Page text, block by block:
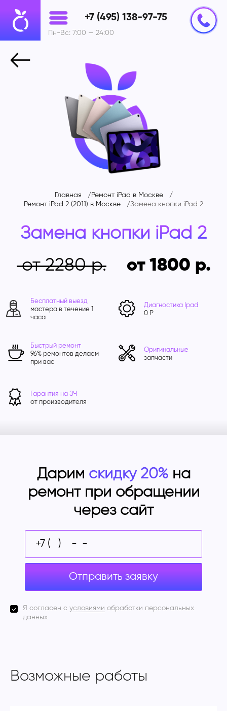
+7 (495) 138-97-75
Пн-Вс: 7:00 — 24:00
Главная
Ремонт iPad в Москве
Ремонт iPad 2 (2011) в Москве
Замена кнопки iPad 2
Замена кнопки iPad 2
от 2280
от 1800
Бесплатный выезд
мастера в течение 1
часа
Диагностика Ipad
0 ₽
Быстрый ремонт
96% ремонтов делаем
при вас
Оригинальные
запчасти
Гарантия на ЗЧ
от производителя
Дарим скидку 20%на
ремонт при обращении
через сайт
Отправить заявку
Я согласен с условиями обработки персональных
данных
Возможные работы